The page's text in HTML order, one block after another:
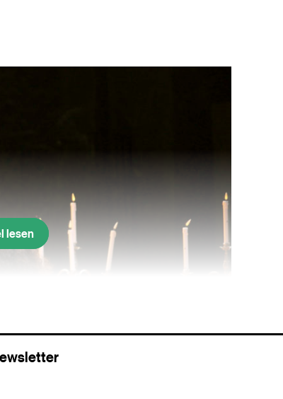
in «Carmen» - hofft, nach
lesen